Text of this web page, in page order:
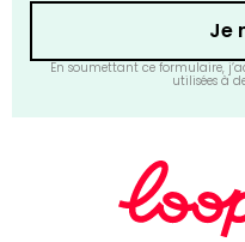
Je
En soumettant ce formulaire,
utilisées à